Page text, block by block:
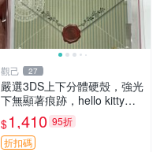
觀己 27
嚴選3DS上下分體硬殼，強光
下無顯著痕跡，hello kitty圖
案稀有收藏！僅限老小三主機
使用 3DS hello kitty 稀有 收
藏
$1,410 95折
折扣碼